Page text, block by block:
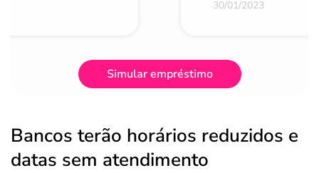
30/01/2023
Simular empréstimo
Bancos terão horários reduzidos e
datas sem atendimento